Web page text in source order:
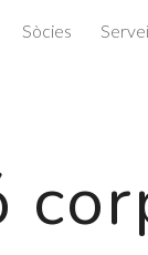
Sòcies